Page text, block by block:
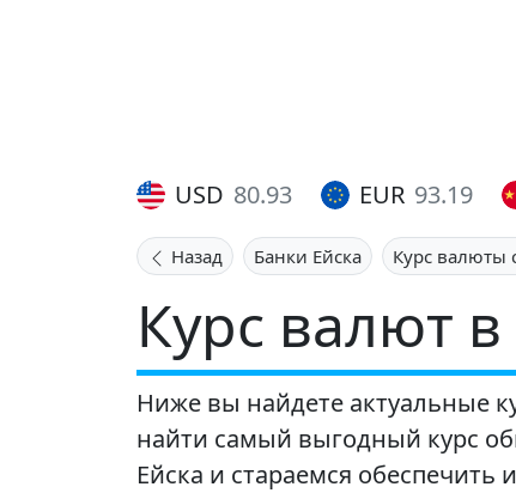
USD 80.93 EUR 93.19
Назад Банки Ейска Курс валюты
Курс валют
Ниже вы найдете актуальные
найти самый выгодный курс
Ейска и стараемся обеспечить